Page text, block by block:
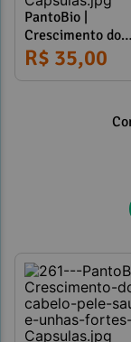
PantoBio |
Crescimento do
cabelo, pele
saudável e unhas
R$ 35,00